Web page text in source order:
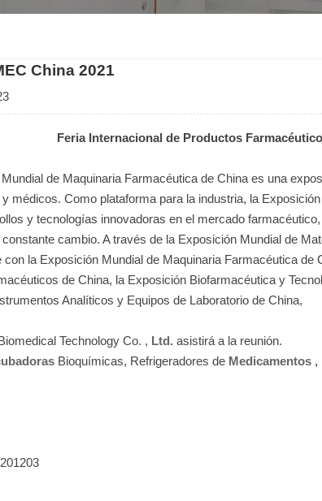
China 2021
Feria Internacional de Productos
de Maquinaria Farmacéutica de China es una
médicos. Como plataforma para la industria, la
y tecnologías innovadoras en el mercado
cambio. A través de la Exposición Mundial de
con la Exposición Mundial de Maquinaria Farmacéutica
de China, la Exposición Biofarmacéutica y
Analíticos y Equipos de Laboratorio de China,
Technology Co. , Ltd.asistirá a la reunión.
Bioquímicas, Refrigeradores de Medicamentos ,